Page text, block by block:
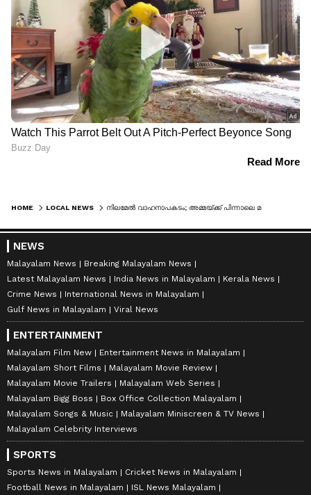
HOME LOCAL NEWS നിലമേൽ വാഹനാപകടം; അമ്മയ്ക്ക് പിന്നാലെ മകളും മരിച്ചു, സ്കൂട്ടർ ഇടിച്ചിട്ട് നിർത്താത പോയ കാറിനായി അന്വേഷണം
NEWS
Malayalam News
Breaking Malayalam News
Latest Malayalam News
India News in Malayalam
Kerala News
Crime News
International News in Malayalam
Gulf News in Malayalam
Viral News
ENTERTAINMENT
Malayalam Film New
Entertainment News in Malayalam
Malayalam Short Films
Malayalam Movie Review
Malayalam Movie Trailers
Malayalam Web Series
Malayalam Bigg Boss
Box Office Collection Malayalam
Malayalam Songs & Music
Malayalam Miniscreen & TV News
Malayalam Celebrity Interviews
SPORTS
Sports News in Malayalam
Cricket News in Malayalam
Football News in Malayalam
ISL News Malayalam